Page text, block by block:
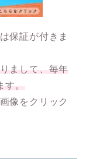
保証が付きま
まして、毎年
。
像をクリック